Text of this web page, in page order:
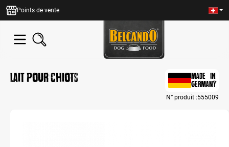
principal
Points de vente
Lait pour chiots
MADE IN
GERMANY
N° produit :555009